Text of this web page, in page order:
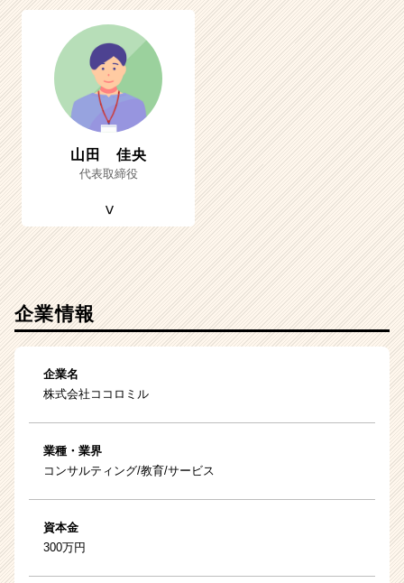
山田 佳央
代表取締役
企業情報
企業名
株式会社ココロミル
業種・業界
コンサルティング/教育/サービス
資本金
300万円